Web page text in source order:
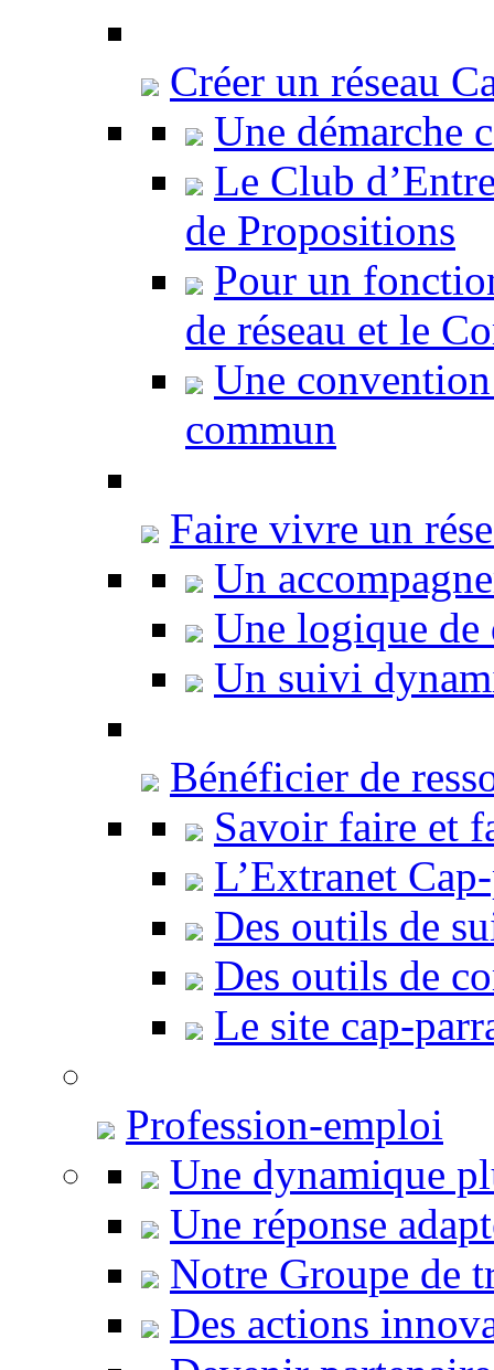
Créer un réseau
Une démarche
Le Club
de Propositions
Pour un
de réseau et le
Une
commun
Faire vivre un
Un
Une logique de
Un suivi
Bénéficier de
Savoir faire et
L’Extranet
Des outils de
Des outils de
Le site cap-
Profession-emploi
Une dynamique
Une réponse
Notre Groupe de
Des actions